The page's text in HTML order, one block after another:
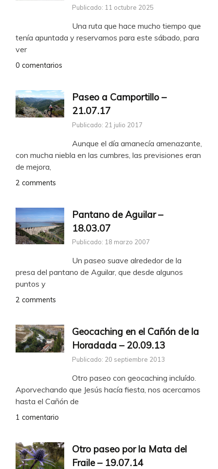
Publicado: 11 octubre 2025
Una ruta que hace mucho tiempo que
tenía apuntada y reservamos para este sábado, para
ver
0 comentarios
Paseo a Camportillo –
21.07.17
Publicado: 21 julio 2017
Aunque el día amanecía amenazante,
con mucha niebla en las cumbres, las previsiones eran
de mejora,
2 comments
Pantano de Aguilar –
18.03.07
Publicado: 18 marzo 2007
Un paseo suave alrededor de la
presa del pantano de Aguilar, que desde algunos
puntos y
2 comments
Geocaching en el Cañón de la
Horadada – 20.09.13
Publicado: 20 septiembre 2013
Otro paseo con geocaching incluído.
Aporvechando que Jesús hacía fiesta, nos acercamos
hasta el Cañón de
1 comentario
Otro paseo por la Mata del
Fraile – 19.07.14